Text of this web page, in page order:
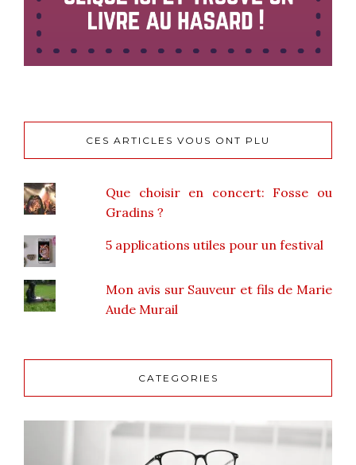
CES ARTICLES VOUS ONT PLU
Que choisir en concert: Fosse ou
Gradins ?
5 applications utiles pour un festival
Mon avis sur Sauveur et fils de Marie
Aude Murail
CATEGORIES